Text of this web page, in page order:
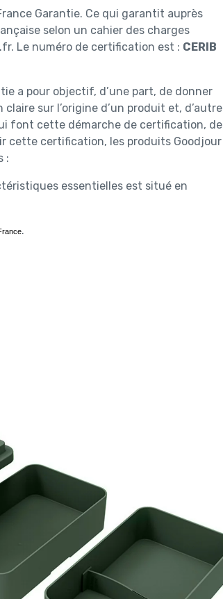
Garantie. Ce qui garantit auprès
selon un cahier des charges
Le numéro de certification est : CERIB
a pour objectif, d’une part, de donner
sur l’origine d’un produit et, d’autre
font cette démarche de certification, de
cette certification, les produits Goodjour
:
essentielles est situé en
.